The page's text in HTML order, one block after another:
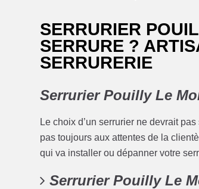
SERRURIER
SERRURE ?
SERRURERIE
Serrurier Pouilly Le
Le choix d’un serrurier ne devrait
pas toujours aux attentes de la
qui va installer ou dépanner votre
Serrurier Pouilly Le